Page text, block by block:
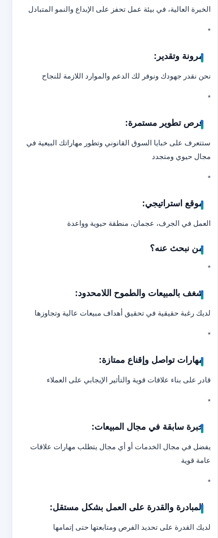
الخبرة العالية، في بيئة عمل تحفز على الإبداع والنمو المتبادل
*
مرونة وتقدير:
نحن نقدر جهودك ونوفر لك الدعم والموارد اللازمة للنجاح
*
فرص تطوير مستمرة:
ستتعرف على خبايا السوق القانوني وتطور مهاراتك البيعية في
مجال حيوي ومتجدد
*
موقع استراتيجي:
العمل في الجرف، عجمان، منطقة حيوية وواعدة
من نبحث عنه؟
*
شغف بالمبيعات والطموح اللامحدود:
لديك رغبة حقيقية في تحقيق أهداف مبيعات عالية وتجاوزها
*
مهارات تواصل وإقناع ممتازة:
قادر على بناء علاقات قوية والتأثير الإيجابي على العملاء
*
خبرة سابقة في مجال المبيعات:
يفضل في مجال الخدمات أو أي مجال يتطلب مهارات علاقات
عامة قوية
*
المبادرة والقدرة على العمل بشكل مستقل:
لديك القدرة على تحديد الفرص ومتابعتها حتى إتمامها